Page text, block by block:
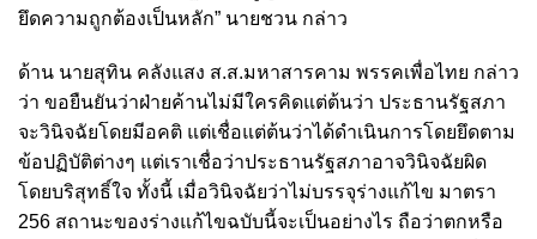
ยึดความถูกต้องเป็นหลัก” นายชวน กล่าว
ด้าน นายสุทิน คลังแสง ส.ส.มหาสารคาม พรรคเพื่อไทย กล่าว
ว่า ขอยืนยันว่าฝ่ายค้านไม่มีใครคิดแต่ต้นว่า ประธานรัฐสภา
จะวินิจฉัยโดยมีอคติ แต่เชื่อแต่ต้นว่าได้ดำเนินการโดยยึดตาม
ข้อปฏิบัติต่างๆ แต่เราเชื่อว่าประธานรัฐสภาอาจวินิจฉัยผิด
โดยบริสุทธิ์ใจ ทั้งนี้ เมื่อวินิจฉัยว่าไม่บรรจุร่างแก้ไข มาตรา
256 สถานะของร่างแก้ไขฉบับนี้จะเป็นอย่างไร ถือว่าตกหรือ